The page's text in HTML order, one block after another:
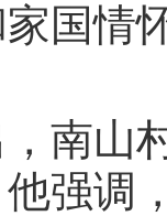
国情
山村
强调